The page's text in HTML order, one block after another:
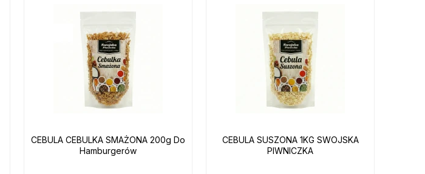
CEBULA CEBULKA SMAŻONA 200g Do
Hamburgerów
CEBULA SUSZONA 1KG SWOJSKA
PIWNICZKA